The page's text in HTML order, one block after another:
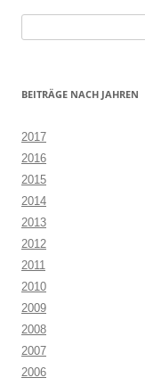
BEITRÄGE NACH JAHREN
2017
2016
2015
2014
2013
2012
2011
2010
2009
2008
2007
2006